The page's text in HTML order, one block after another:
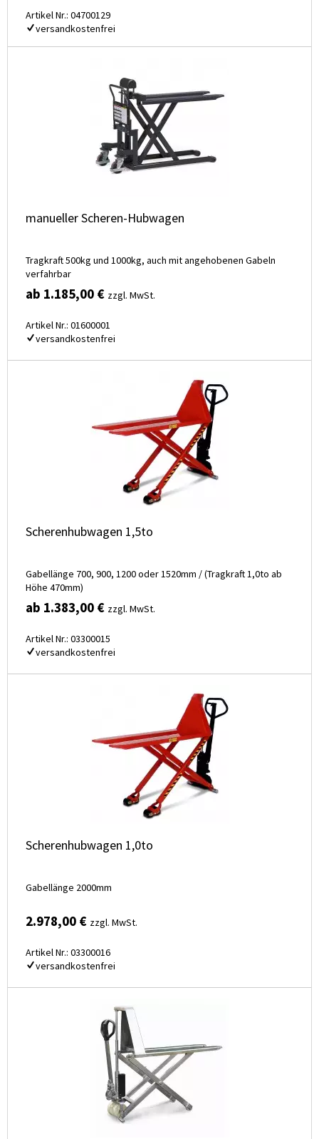
Artikel Nr.: 04700129
versandkostenfrei
manueller Scheren-Hubwagen
Tragkraft 500kg und 1000kg, auch mit angehobenen Gabeln
verfahrbar
ab 1.185,00 € zzgl. MwSt.
Artikel Nr.: 01600001
versandkostenfrei
Scherenhubwagen 1,5to
Gabellänge 700, 900, 1200 oder 1520mm / (Tragkraft 1,0to ab
Höhe 470mm)
ab 1.383,00 € zzgl. MwSt.
Artikel Nr.: 03300015
versandkostenfrei
Scherenhubwagen 1,0to
Gabellänge 2000mm
2.978,00 € zzgl. MwSt.
Artikel Nr.: 03300016
versandkostenfrei